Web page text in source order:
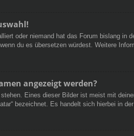
oder niemand hat das Forum bislang
du es übersetzen würdest. Weitere
angezeigt werden?
Eines dieser Bilder ist meist mit
bezeichnet. Es handelt sich hierbei in